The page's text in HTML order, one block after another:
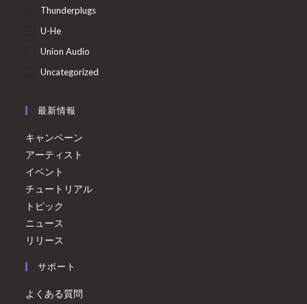
Thunderplugs
U-He
Union Audio
Uncategorized
最新情報
キャンペーン
アーティスト
イベント
チュートリアル
トピック
ニュース
リリース
サポート
よくある質問